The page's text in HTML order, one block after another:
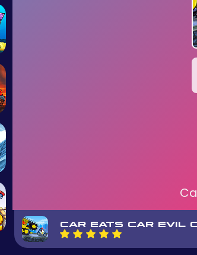
CAR EATS CAR EVIL